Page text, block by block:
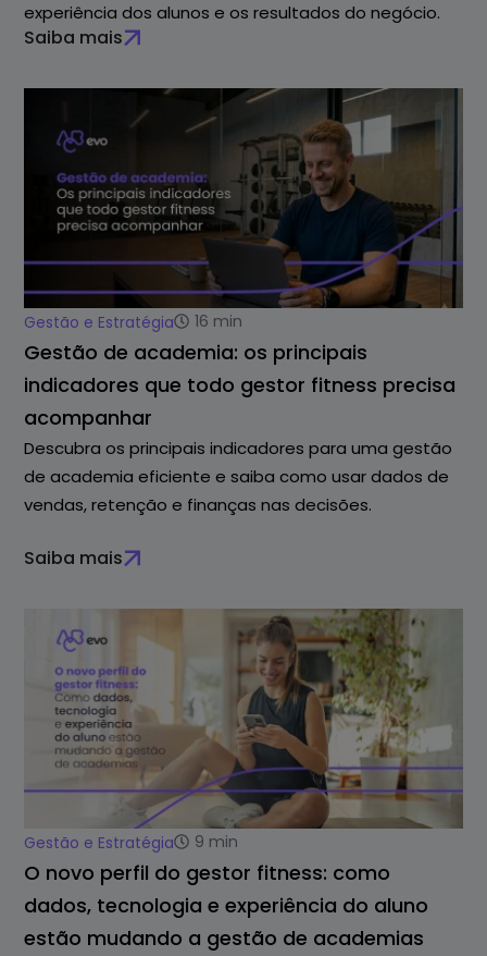
experiência dos alunos e os resultados do negócio.
Saiba mais
Gestão e Estratégia 16 min
Gestão de academia: os principais
indicadores que todo gestor fitness precisa
acompanhar
Descubra os principais indicadores para uma gestão
de academia eficiente e saiba como usar dados de
vendas, retenção e finanças nas decisões.
Saiba mais
Gestão e Estratégia 9 min
O novo perfil do gestor fitness: como
dados, tecnologia e experiência do aluno
estão mudando a gestão de academias